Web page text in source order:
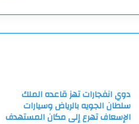
دوي انفجارات تهز قاعده الملك
سلطان الجويه بالرياض وسيارات
الإسعاف تهرع إلى مكان المستهدف